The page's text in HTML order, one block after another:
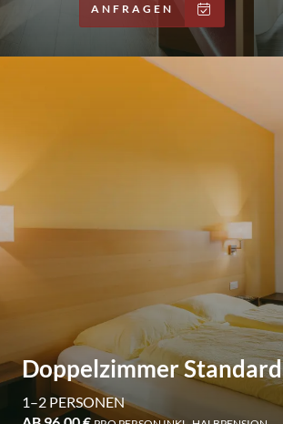
ANFRAGEN
Doppelzimmer Standard
1–2 PERSONEN